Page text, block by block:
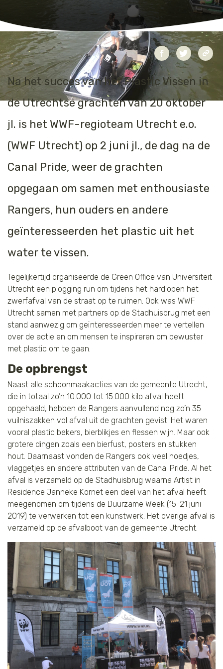
Na het succes van het Plastic Vissen in
de Utrechtse grachten van 20 oktober
jl. is het WWF-regioteam Utrecht e.o.
(WWF Utrecht) op 2 juni jl., de dag na de
Canal Pride, weer de grachten
opgegaan om samen met enthousiaste
Rangers, hun ouders en andere
geïnteresseerden het plastic uit het
water te vissen.
Tegelijkertijd organiseerde de Green Office van Universiteit
Utrecht een plogging run om tijdens het hardlopen het
zwerfafval van de straat op te ruimen. Ook was WWF
Utrecht samen met partners op de Stadhuisbrug met een
stand aanwezig om geïnteresseerden meer te vertellen
over de actie en om mensen te inspireren om bewuster
met plastic om te gaan.
De opbrengst
Naast alle schoonmaakacties van de gemeente Utrecht,
die in totaal zo’n 10.000 tot 15.000 kilo afval heeft
opgehaald, hebben de Rangers aanvullend nog zo’n 35
vuilniszakken vol afval uit de grachten gevist. Het waren
vooral plastic bekers, bierblikjes en flessen wijn. Maar ook
grotere dingen zoals een bierfust, posters en stukken
hout. Daarnaast vonden de Rangers ook veel hoedjes,
vlaggetjes en andere attributen van de Canal Pride. Al het
afval is verzameld op de Stadhuisbrug waarna Artist in
Residence Janneke Kornet een deel van het afval heeft
meegenomen om tijdens de Duurzame Week (15-21 juni
2019) te verwerken tot een kunstwerk. Het overige afval is
verzameld op de afvalboot van de gemeente Utrecht.
Koraal
Leeuw
Luipaard
Orang-oetan
Panda
Steur
Tijger
IJsbeer
Zeeschildpad
Kleding & Accessoires
Speelgoed